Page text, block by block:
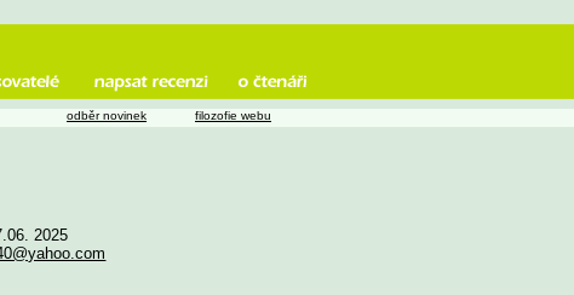
2025
odběr novinek filozofie webu